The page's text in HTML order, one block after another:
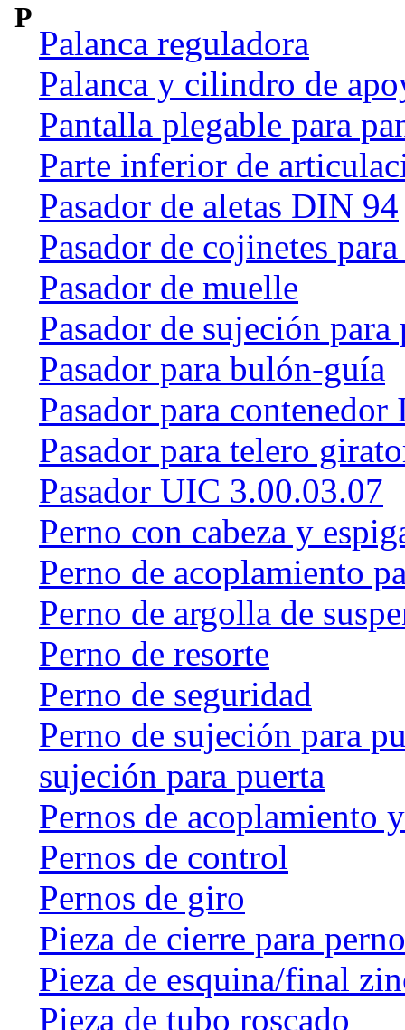
P
Palanca reguladora
Palanca y cilindro de
Pantalla plegable para
Parte inferior de
Pasador de aletas DIN 94
Pasador de cojinetes
Pasador de muelle
Pasador de sujeción para
Pasador para bulón-guía
Pasador para
Pasador para telero
Pasador UIC 3.00.03.07
Perno con cabeza y
Perno de acoplamiento
Perno de argolla de
Perno de resorte
Perno de seguridad
Perno de sujeción para
sujeción para puerta
Pernos de acoplamiento
Pernos de control
Pernos de giro
Pieza de cierre para
Pieza de esquina/final
Pieza de tubo roscado